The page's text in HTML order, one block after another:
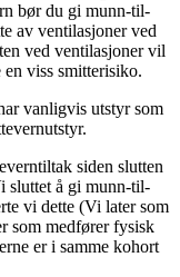
bør du gi munn-til-
av ventilasjoner ved
ved ventilasjoner vil
viss smitterisiko.
vanligvis utstyr som
siden slutten
sluttet å gi munn-til-
vi dette (Vi later som
som medfører fysisk
er i samme kohort